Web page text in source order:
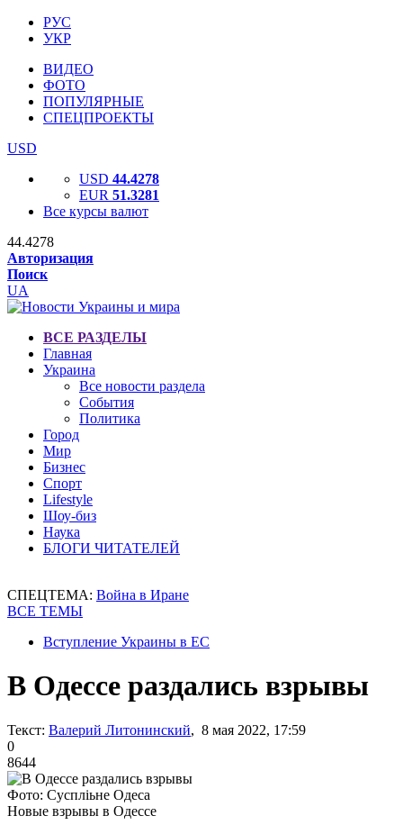
РУС
УКР
ВИДЕО
ФОТО
ПОПУЛЯРНЫЕ
СПЕЦПРОЕКТЫ
USD
USD 44.4278
EUR 51.3281
Все курсы валют
44.4278
Авторизация
Поиск
UA
ВСЕ РАЗДЕЛЫ
Главная
Украина
Все новости раздела
События
Политика
Город
Мир
Бизнес
Спорт
Lifestyle
Шоу-биз
Наука
БЛОГИ ЧИТАТЕЛЕЙ
СПЕЦТЕМА: Война в Иране
ВСЕ ТЕМЫ
Вступление Украины в ЕС
В Одессе раздались взрывы
Текст: Валерий Литонинский, 8 мая 2022, 17:59
0
8644
Фото: Суспліьне Одеса
Новые взрывы в Одессе